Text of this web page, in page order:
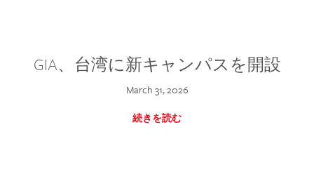
GIA、台湾に新キャンパスを開設
March 31, 2026
続きを読む